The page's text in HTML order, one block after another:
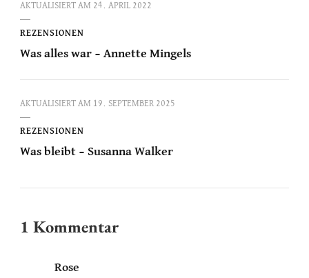
AKTUALISIERT AM 24. APRIL 2022
REZENSIONEN
Was alles war – Annette Mingels
AKTUALISIERT AM 19. SEPTEMBER 2025
REZENSIONEN
Was bleibt – Susanna Walker
1 Kommentar
Rose